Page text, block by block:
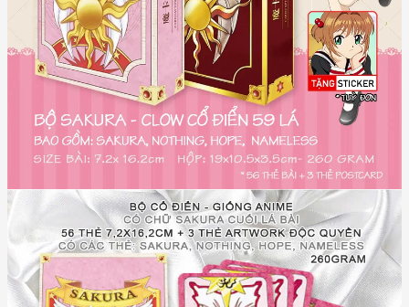
40 The Silent
41 The Sleep
42 The Snow
43 The Song
44 The Storm
46 The Sword
47 The Time
48 The Twin
50 The Thunder
51 The Voice
52 The Watery
53 The Wave
54 The Windy
55 The Wood